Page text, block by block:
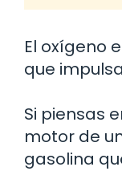
El oxígeno
que
Si piensas
motor de
gasolina